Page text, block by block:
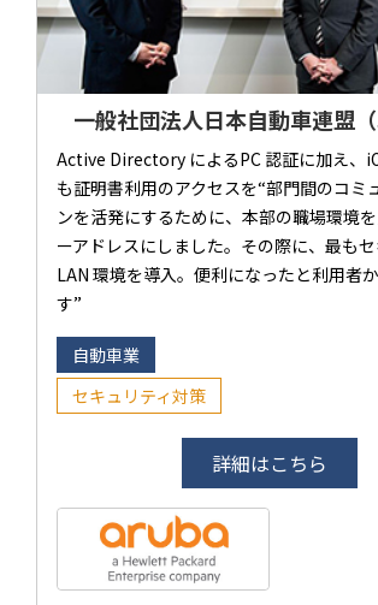
一般社団法人日本自動車連盟
Active Directory によるPC 認証に加え、
も証明書利用のアクセスを“部門間のコミ
ンを活発にするために、本部の職場環境
ーアドレスにしました。その際に、最も
LAN 環境を導入。便利になったと利用者
す”
自動車業
セキュリティ対策
詳細はこちら